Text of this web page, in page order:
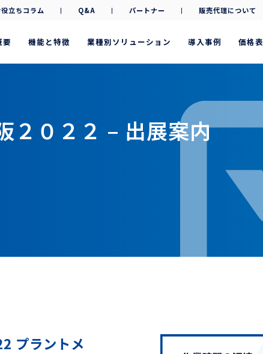
要 機能と特徴 業種別ソリューション 導入事例 価格表
役立ちコラム Q&A パートナー 販売代理について
２０２２ – 出展案内
プラントメ